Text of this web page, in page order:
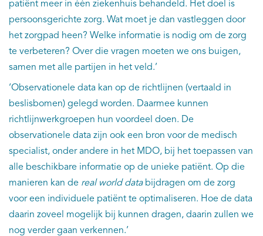
patiënt meer in één ziekenhuis behandeld. Het doel is
persoonsgerichte zorg. Wat moet je dan vastleggen door
het zorgpad heen? Welke informatie is nodig om de zorg
te verbeteren? Over die vragen moeten we ons buigen,
samen met alle partijen in het veld.’
‘Observationele data kan op de richtlijnen (vertaald in
beslisbomen) gelegd worden. Daarmee kunnen
richtlijnwerkgroepen hun voordeel doen. De
observationele data zijn ook een bron voor de medisch
specialist, onder andere in het MDO, bij het toepassen van
alle beschikbare informatie op de unieke patiënt. Op die
manieren kan de real world databijdragen om de zorg
voor een individuele patiënt te optimaliseren. Hoe de data
daarin zoveel mogelijk bij kunnen dragen, daarin zullen we
nog verder gaan verkennen.’